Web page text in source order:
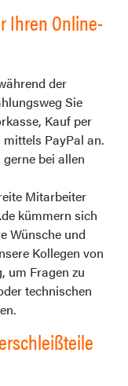
Ihren Online-
der
Sie
Kauf per
PayPal an.
bei allen
Mitarbeiter
kümmern sich
Wünsche und
Kollegen von
um Fragen zu
technischen